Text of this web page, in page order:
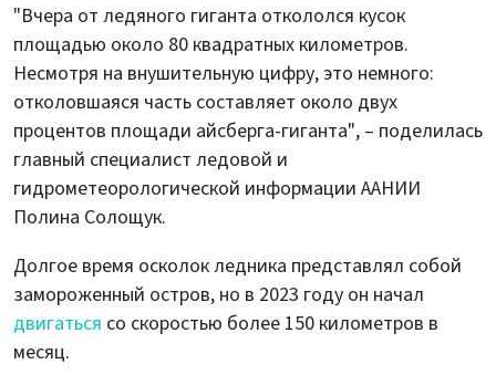
"Вчера от ледяного гиганта откололся кусок
площадью около 80 квадратных километров.
Несмотря на внушительную цифру, это немного:
отколовшаяся часть составляет около двух
процентов площади айсберга-гиганта", – поделилась
главный специалист ледовой и
гидрометеорологической информации ААНИИ
Полина Солощук.
Долгое время осколок ледника представлял собой
замороженный остров, но в 2023 году он начал
двигаться со скоростью более 150 километров в
месяц.